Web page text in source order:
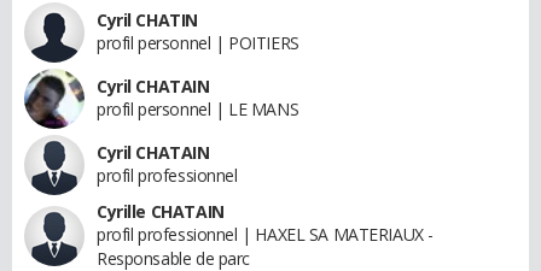
Cyril CHATIN
profil personnel | POITIERS
Cyril CHATAIN
profil personnel | LE MANS
Cyril CHATAIN
profil professionnel
Cyrille CHATAIN
profil professionnel | HAXEL SA MATERIAUX -
Responsable de parc